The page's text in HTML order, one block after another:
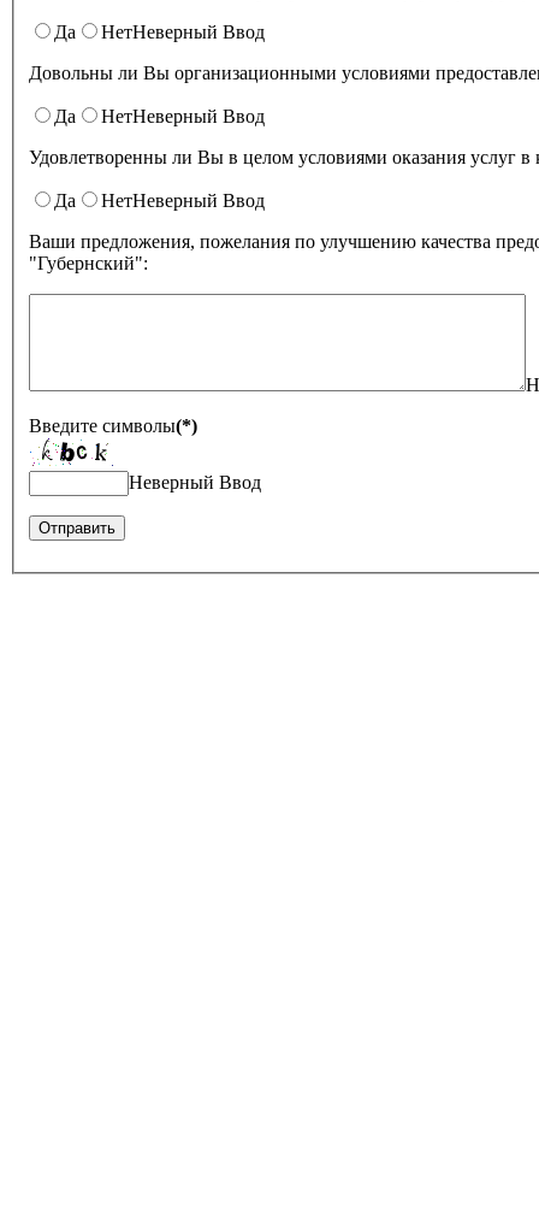
Да НетНеверный Ввод
Довольны ли Вы организационными условиями
Да НетНеверный Ввод
Удовлетворенны ли Вы в целом условиями
Да НетНеверный Ввод
Ваши предложения, пожелания по улучшению качества
"Губернский":
Введите символы(*)
Неверный Ввод